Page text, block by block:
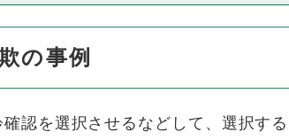
の事例
認を選択させるなどして、選択す